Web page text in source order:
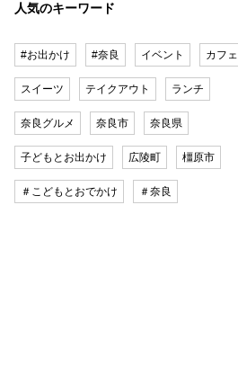
人気のキーワード
#お出かけ #奈良 イベント カフェ
スイーツ テイクアウト ランチ
奈良グルメ 奈良市 奈良県
子どもとお出かけ 広陵町 橿原市
＃こどもとおでかけ ＃奈良